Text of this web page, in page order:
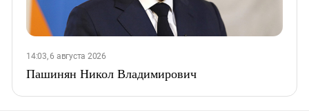
14:03, 6 августа 2026
Пашинян Никол Владимирович